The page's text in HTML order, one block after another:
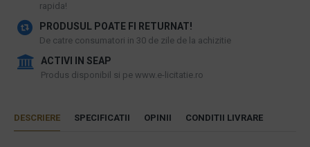
rapida!
PRODUSUL POATE FI RETURNAT!
De catre consumatori in 30 de zile de la achizitie
ACTIVI IN SEAP
Produs disponibil si pe www.e-licitatie.ro
DESCRIERE SPECIFICATII OPINII CONDITII LIVRARE